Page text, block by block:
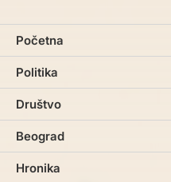
Početna
Politika
Društvo
Beograd
Hronika